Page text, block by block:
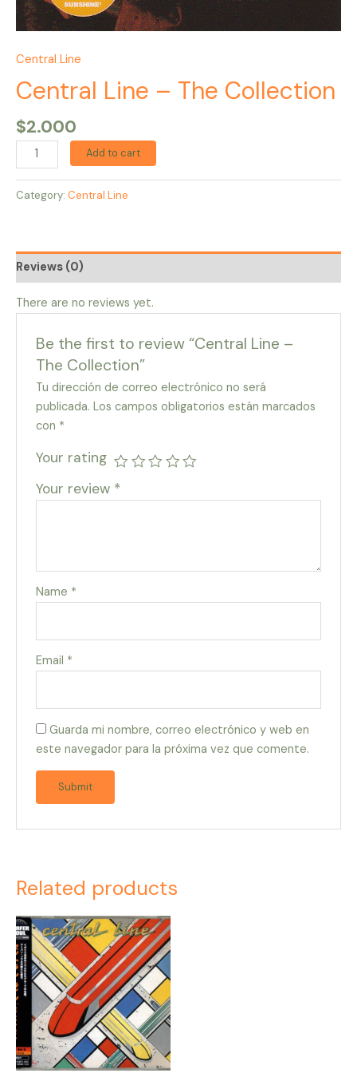
Central Line
Central Line – The Collection
$2.000
Add to cart
Category: Central Line
Reviews (0)
There are no reviews yet.
Be the first to review “Central Line –
The Collection”
Tu dirección de correo electrónico no será
publicada. Los campos obligatorios están marcados
con *
Your rating
Your review *
Name *
Email *
Guarda mi nombre, correo electrónico y web en
este navegador para la próxima vez que comente.
Related products